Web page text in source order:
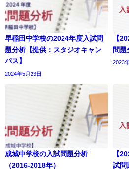
早稲田中学校の2024年度入試問
題分析【提供：スタジオキャン
パス】
2024年5月23日
【
問題
2023
成城中学校の入試問題分析
（2016-2018年）
【
試問